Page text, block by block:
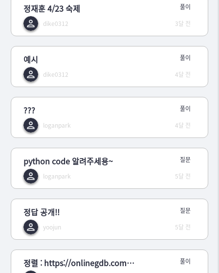
정재훈 4/23 숙제
dike0312
풀이
3달 전
예시
dike0312
풀이
4달 전
???
loganpark
풀이
4달 전
python code 알려주세용~
loganpark
질문
5달 전
정답 공개!!
yoojun
질문
5달 전
정렬 : https://onlinegdb.com/sHKCTip3I
풀이